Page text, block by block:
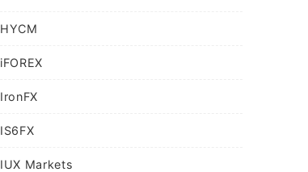
HYCM
iFOREX
IronFX
IS6FX
IUX Markets